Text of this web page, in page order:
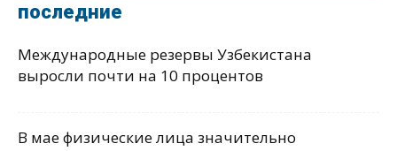
последние
Международные резервы Узбекистана
выросли почти на 10 процентов
В мае физические лица значительно